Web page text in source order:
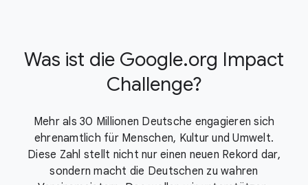
Was ist die Google.org Impact
Challenge?
Mehr als 30 Millionen Deutsche engagieren sich
ehrenamtlich für Menschen, Kultur und Umwelt.
Diese Zahl stellt nicht nur einen neuen Rekord dar,
sondern macht die Deutschen zu wahren